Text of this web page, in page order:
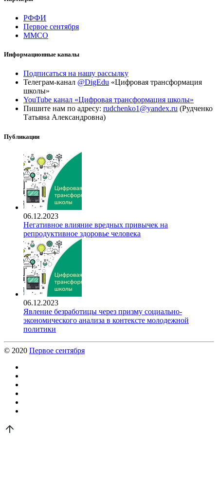
РФФИ
Первое сентября
ММСО
Информационные каналы
Подписаться на нашу рассылку
Телеграм-канал @DigEdu «Цифровая трансформация
школы»
YouTube канал «Цифровая трансформация школы»
Пишите нам по адресу: rudchenko1@yandex.ru (Рудченко
Татьяна Александровна)
Публикации
06.12.2023
Негативное влияние вредных привычек на
репродуктивное здоровье человека
06.12.2023
Явление безработицы через призму социально-
экономического анализа в контексте молодежной
политики
© 2020 Первое сентября